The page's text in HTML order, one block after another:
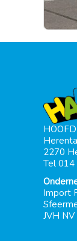
2270
Tel
Import
JVH